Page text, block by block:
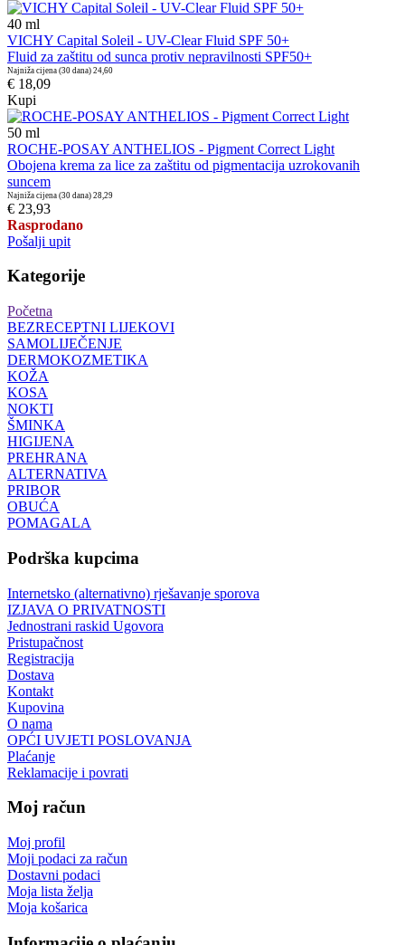
40 ml
VICHY Capital Soleil - UV-Clear Fluid SPF 50+
Fluid za zaštitu od sunca protiv nepravilnosti SPF50+
Najniža cijena (30 dana) 24,60
€ 18,09
Kupi
50 ml
ROCHE-POSAY ANTHELIOS - Pigment Correct Light
Obojena krema za lice za zaštitu od pigmentacija uzrokovanih
suncem
Najniža cijena (30 dana) 28,29
€ 23,93
Rasprodano
Pošalji upit
Kategorije
Početna
BEZRECEPTNI LIJEKOVI
SAMOLIJEČENJE
DERMOKOZMETIKA
KOŽA
KOSA
NOKTI
ŠMINKA
HIGIJENA
PREHRANA
ALTERNATIVA
PRIBOR
OBUĆA
POMAGALA
Podrška kupcima
Internetsko (alternativno) rješavanje sporova
IZJAVA O PRIVATNOSTI
Jednostrani raskid Ugovora
Pristupačnost
Registracija
Dostava
Kontakt
Kupovina
O nama
OPĆI UVJETI POSLOVANJA
Plaćanje
Reklamacije i povrati
Moj račun
Moj profil
Moji podaci za račun
Dostavni podaci
Moja lista želja
Moja košarica